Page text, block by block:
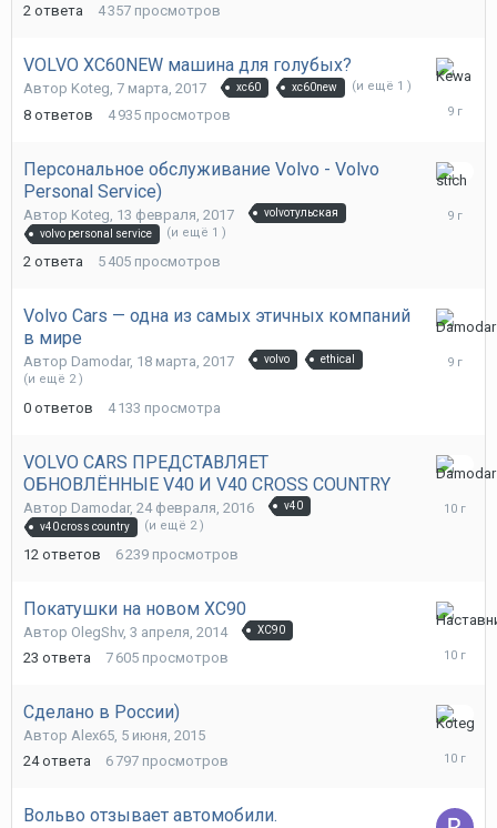
2 ответа 4 357 просмотров
VOLVO XC60NEW машина для голубых?
Автор Koteg 7 марта, 2017 xc60 xc60new (и ещё 1 )
8 ответов 4 935 просмотров
3
апреля,
Персональное обслуживание Volvo - Volvo
Personal Service)
Автор Koteg 13 февраля, 2017
volvoтульская
volvo personal service
(и ещё 1 )
2 ответа 5 405 просмотров
27
марта,
Volvo Cars — одна из самых этичных компаний
в мире
Автор Damodar, 18 марта, 2017 volvo ethical
(и ещё 2 )
0 ответов 4 133 просмотра
18
марта,
VOLVO CARS ПРЕДСТАВЛЯЕТ
ОБНОВЛЁННЫЕ V40 И V40 CROSS COUNTRY
Автор Damodar, 24 февраля, 2016
v40
v40 cross country
(и ещё 2 )
12 ответов 6 239 просмотров
19
марта,
Покатушки на новом ХС90
Автор OlegShv, 3 апреля, 2014 ХС90
23 ответа 7 605 просмотров
28
Сделано в России)
Автор Alex65, 5 июня, 2015
24 ответа 6 797 просмотров
17
Вольво отзывает автомобили.